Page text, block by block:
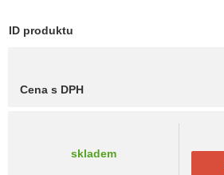
ID produktu
Cena s DPH
skladem